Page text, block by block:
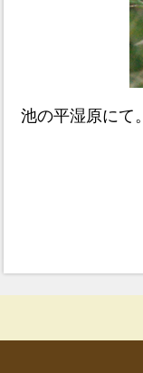
池の平湿原にて。